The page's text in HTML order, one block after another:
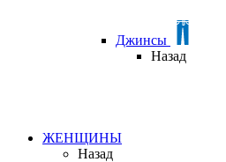
Джинсы
Назад
ЖЕНЩИНЫ
Назад